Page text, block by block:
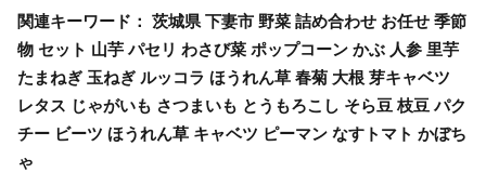
関連キーワード： 茨城県 下妻市 野菜 詰め合わせ お任せ 季節
物 セット 山芋 パセリ わさび菜 ポップコーン かぶ 人参 里芋
たまねぎ 玉ねぎ ルッコラ ほうれん草 春菊 大根 芽キャベツ
レタス じゃがいも さつまいも とうもろこし そら豆 枝豆 パク
チー ビーツ ほうれん草 キャベツ ピーマン なすトマト かぼち
ゃ